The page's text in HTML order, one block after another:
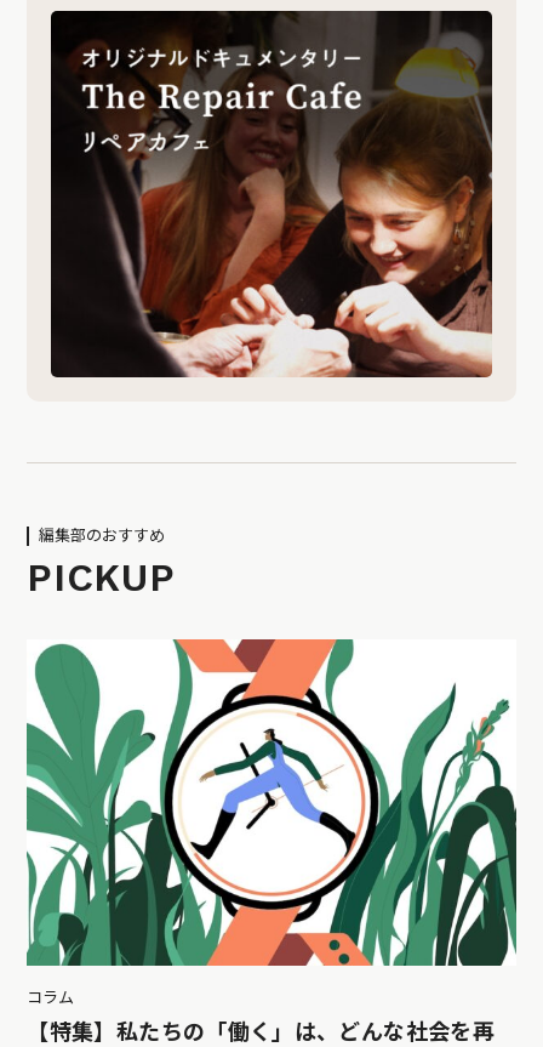
編集部のおすすめ
PICKUP
コラム
【特集】私たちの「働く」は、どんな社会を再